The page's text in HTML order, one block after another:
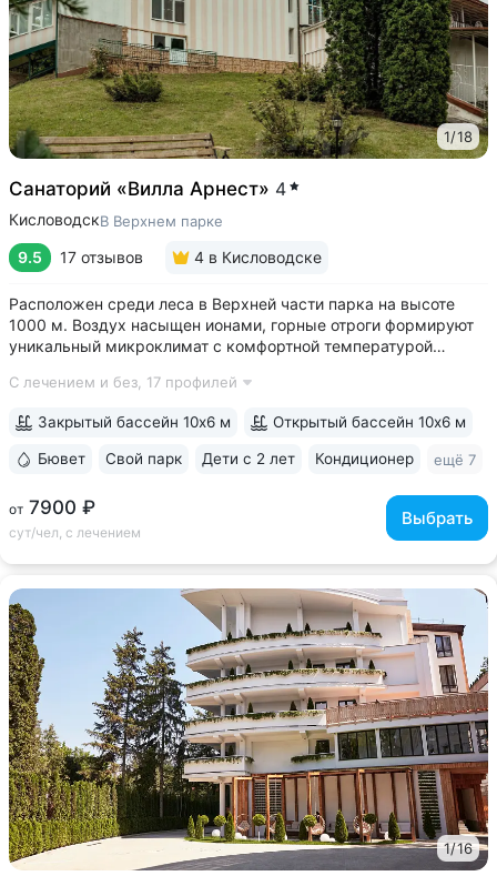
1/18
Санаторий «Вилла Арнест» 4
КисловодскВ Верхнем парке
9.5 17 отзывов 4 в Кисловодске
Расположен среди леса в Верхней части парка на высоте
1000 м. Воздух насыщен ионами, горные отроги формируют
уникальный микроклимат с комфортной температурой
№ 2Б Кисловодского парка • Один из лучших вариантов для
С лечением и без, 17 профилей
от 7900 ₽
сут/чел, с лечением
Выбрать
Закрытый бассейн 10х6 м Открытый бассейн 10х6 м
Бювет Свой парк Дети с 2 лет Кондиционер ещё 7
1/16